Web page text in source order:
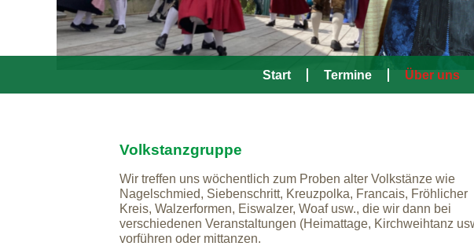
Start Termine Über uns
Volkstanzgruppe
Wir treffen uns wöchentlich zum Proben alter Volkstänze wie
Nagelschmied, Siebenschritt, Kreuzpolka, Francais, Fröhlicher
Kreis, Walzerformen, Eiswalzer, Woaf usw., die wir dann bei
verschiedenen Veranstaltungen (Heimattage, Kirchweihtanz
vorführen oder mittanzen.